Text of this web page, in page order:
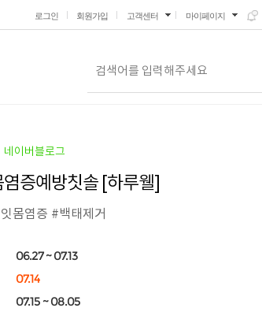
로그인 회원가입 고객센터 마이페이지
네이버블로그
염증예방칫솔 [하루웰]
몸염증 #백태제거
06.27 ~ 07.13
07.14
07.15 ~ 08.05